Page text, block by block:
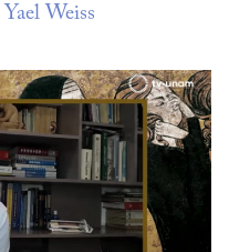
Yael Weiss